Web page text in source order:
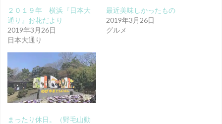
２０１９年 横浜『日本大
通り』お花だより
2019年3月26日
日本大通り
最近美味しかったもの
2019年3月26日
グルメ
まったり休日。（野毛山動